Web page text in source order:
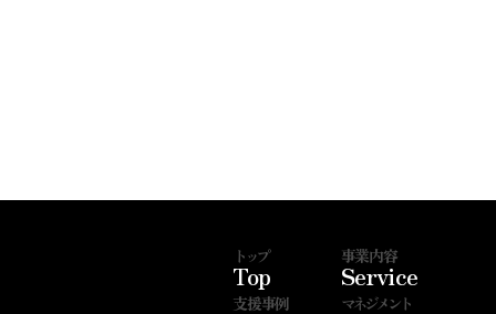
トップ
Top
事業内容
Service
支援事例 マネジメント